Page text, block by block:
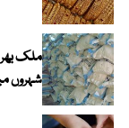
ملک
شہروں میں 20 کلو تھیلا 100